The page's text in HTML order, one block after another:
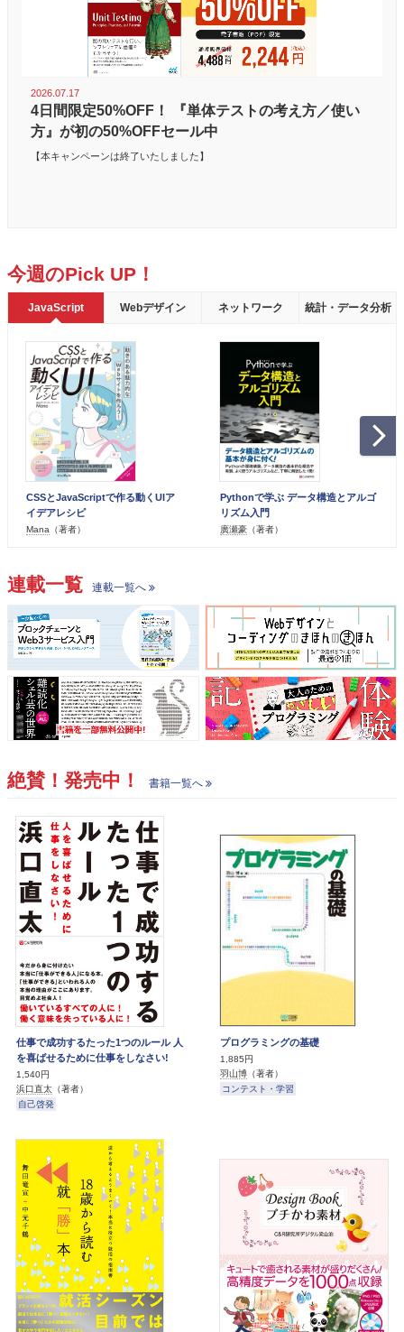
2026.07.17
4日間限定50%OFF！ 『単体テストの考え方／使い
方』が初の50%OFFセール中
【本キャンペーンは終了いたしました】
今週のPick UP！
JavaScript Webデザイン ネットワーク 統計・データ分析
CSSとJavaScriptで作る動くUIア
イデアレシピ
Mana （著者）
Pythonで学ぶ データ構造とアルゴ
リズム入門
廣瀬豪 （著者）
連載一覧 連載一覧へ
絶賛！発売中！ 書籍一覧へ
仕事で成功するたった1つのルール 人
を喜ばせるために仕事をしなさい!
1,540円
浜口直太 （著者）
自己啓発
プログラミングの基礎
1,885円
羽山博 （著者）
コンテスト・学習